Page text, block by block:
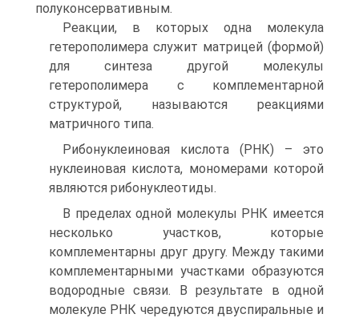
полуконсервативным.
Реакции, в которых одна молекула
гетерополимера служит матрицей (формой)
для синтеза другой молекулы
гетерополимера с комплементарной
структурой, называются реакциями
матричного типа.
Рибонуклеиновая кислота (РНК) – это
нуклеиновая кислота, мономерами которой
являются рибонуклеотиды.
В пределах одной молекулы РНК имеется
несколько участков, которые
комплементарны друг другу. Между такими
комплементарными участками образуются
водородные связи. В результате в одной
молекуле РНК чередуются двуспиральные и